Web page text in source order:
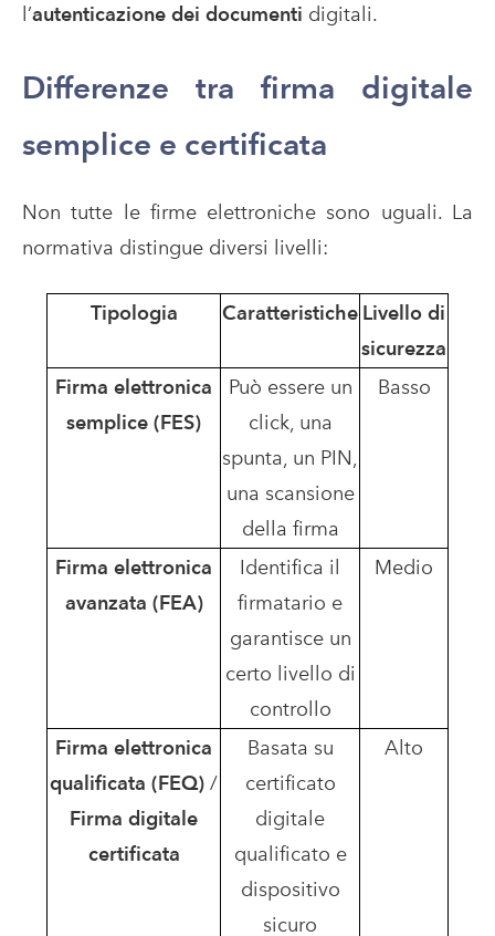
l’autenticazione dei documenti digitali.
Differenze tra firma digitale
semplice e certificata
Non tutte le firme elettroniche sono uguali. La
normativa distingue diversi livelli:
Tipologia Caratteristiche Livello di
sicurezza
Firma elettronica
semplice (FES)
Può essere un
click, una
spunta, un PIN,
una scansione
della firma
Basso
Firma elettronica
avanzata (FEA)
Identifica il
firmatario e
garantisce un
certo livello di
controllo
Medio
Firma elettronica
qualificata (FEQ) /
Firma digitale
certificata
Basata su
certificato
digitale
qualificato e
dispositivo
sicuro
Alto